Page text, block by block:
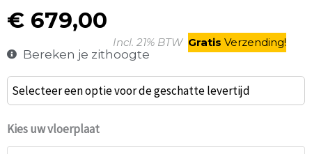
€ 679,00
Incl. 21% BTW Gratis Verzending!
Bereken je zithoogte
Selecteer een optie voor de geschatte levertijd
Kies uw vloerplaat
Venezia
Barkruk
Zand
Tuigleer